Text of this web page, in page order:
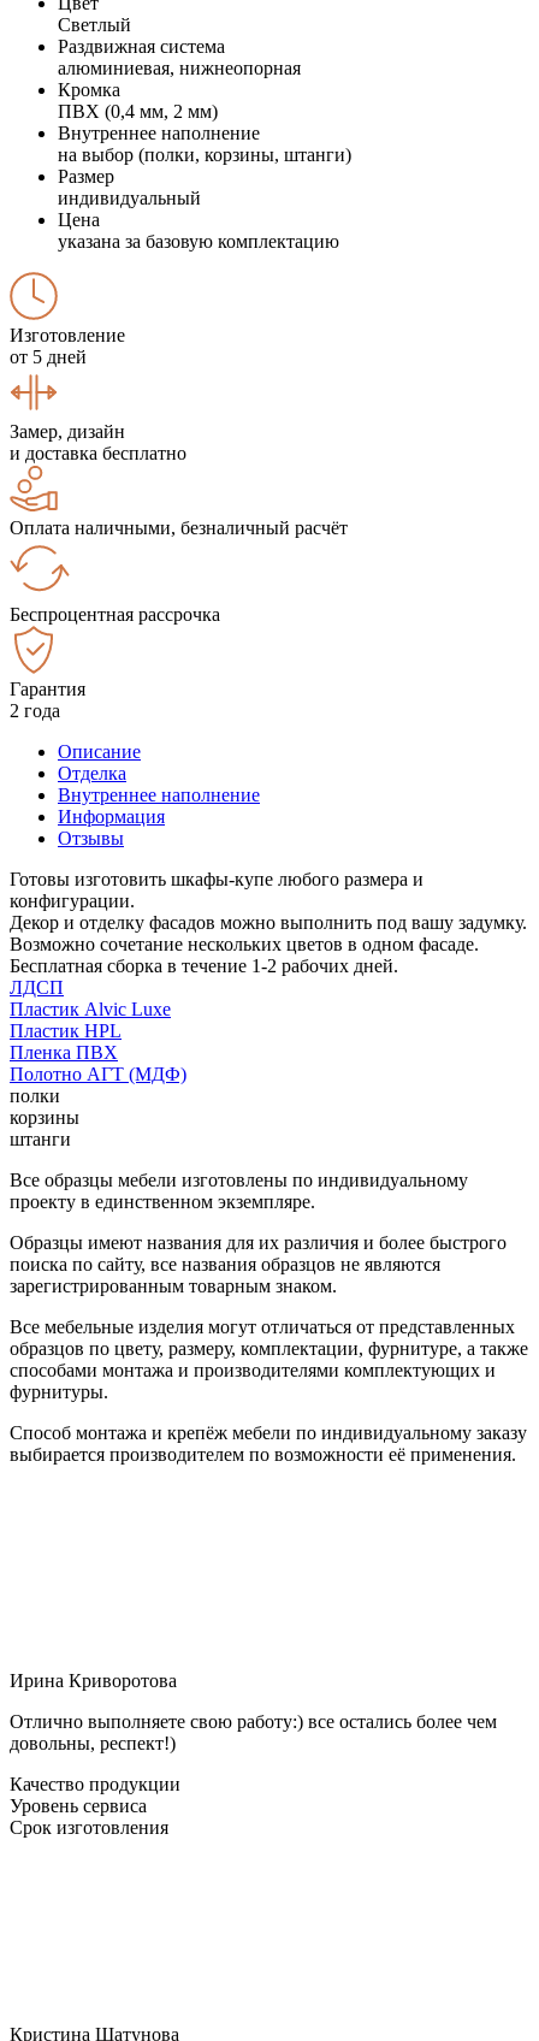
Светлый
Раздвижная система
алюминиевая, нижнеопорная
Кромка
ПВХ (0,4 мм, 2 мм)
Внутреннее наполнение
на выбор (полки, корзины, штанги)
Размер
индивидуальный
Цена
указана за базовую комплектацию
Изготовление
от 5 дней
Замер, дизайн
и доставка бесплатно
Оплата наличными, безналичный расчёт
Беспроцентная рассрочка
Гарантия
2 года
Описание
Отделка
Внутреннее наполнение
Информация
Отзывы
Готовы изготовить шкафы-купе любого размера и
конфигурации.
Декор и отделку фасадов можно выполнить под вашу задумку.
Возможно сочетание нескольких цветов в одном фасаде.
Бесплатная сборка в течение 1-2 рабочих дней.
ЛДСП
Пластик Alvic Luxe
Пластик HPL
Пленка ПВХ
Полотно АГТ (МДФ)
полки
корзины
штанги
Все образцы мебели изготовлены по индивидуальному
проекту в единственном экземпляре.
Образцы имеют названия для их различия и более быстрого
поиска по сайту, все названия образцов не являются
зарегистрированным товарным знаком.
Все мебельные изделия могут отличаться от представленных
образцов по цвету, размеру, комплектации, фурнитуре, а также
способами монтажа и производителями комплектующих и
фурнитуры.
Способ монтажа и крепёж мебели по индивидуальному заказу
выбирается производителем по возможности её применения.
Ирина Криворотова
Отлично выполняете свою работу:) все остались более чем
довольны, респект!)
Качество продукции
Уровень сервиса
Срок изготовления
Кристина Шатунова